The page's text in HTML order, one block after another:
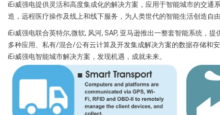
iEi威强电提供灵活和高度集成化的解决方案，应用于智能城市的交通
造，远程医疗操作及线上和线下服务，为人类世代的智能生活创造自
iEi威强电联合英特尔,微软, 风河, SAP, 亚马逊推出一整套智能系统，
多种应用、私有/混合/公有云计算及开发集成解决方案的数据存储和
iEi威强电智能城市解决方案，发现机遇，成就未来。